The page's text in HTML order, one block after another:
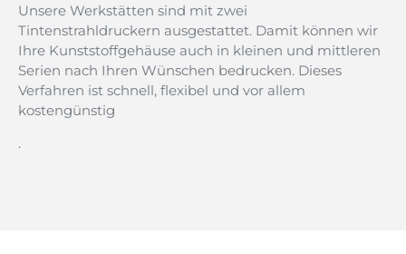
Unsere Werkstätten sind mit zwei
Tintenstrahldruckern ausgestattet. Damit können wir
Ihre Kunststoffgehäuse auch in kleinen und mittleren
Serien nach Ihren Wünschen bedrucken. Dieses
Verfahren ist schnell, flexibel und vor allem
kostengünstig
.